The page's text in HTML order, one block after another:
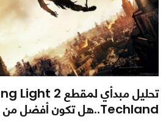
Techland..هل تكون أفضل من الجزء السابق ؟!